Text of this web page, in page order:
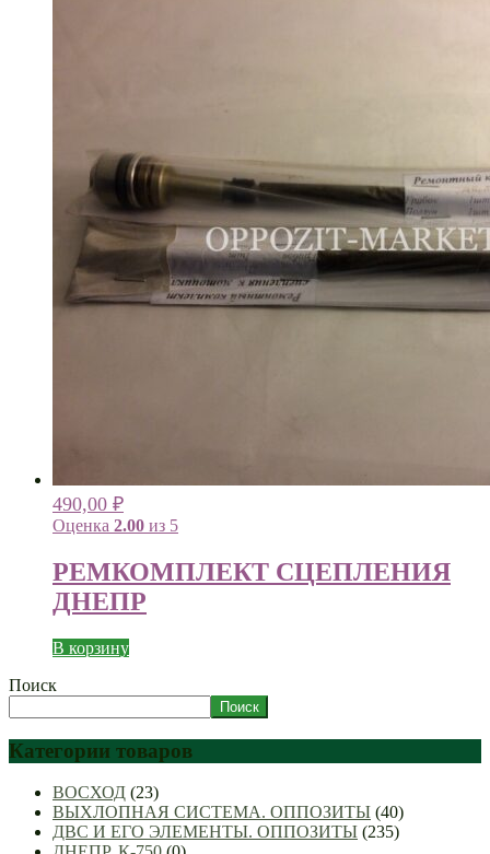
490,00 ₽
Оценка 2.00 из 5
РЕМКОМПЛЕКТ СЦЕПЛЕНИЯ
ДНЕПР
В корзину
Поиск
Поиск
Категории товаров
ВОСХОД (23)
ВЫХЛОПНАЯ СИСТЕМА. ОППОЗИТЫ (40)
ДВС И ЕГО ЭЛЕМЕНТЫ. ОППОЗИТЫ (235)